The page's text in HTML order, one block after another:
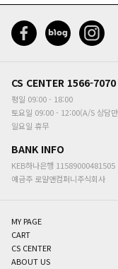
CS CENTER 1566-7070
평일 09:00 - 18:00
토요일 09:00 - 12:00(A/S 상담
일요일 휴무
BANK INFO
KEB하나은행 11589000481505
예금주 로얄앤컴퍼니주식회사
MY PAGE
CART
CS CENTER
ABOUT US